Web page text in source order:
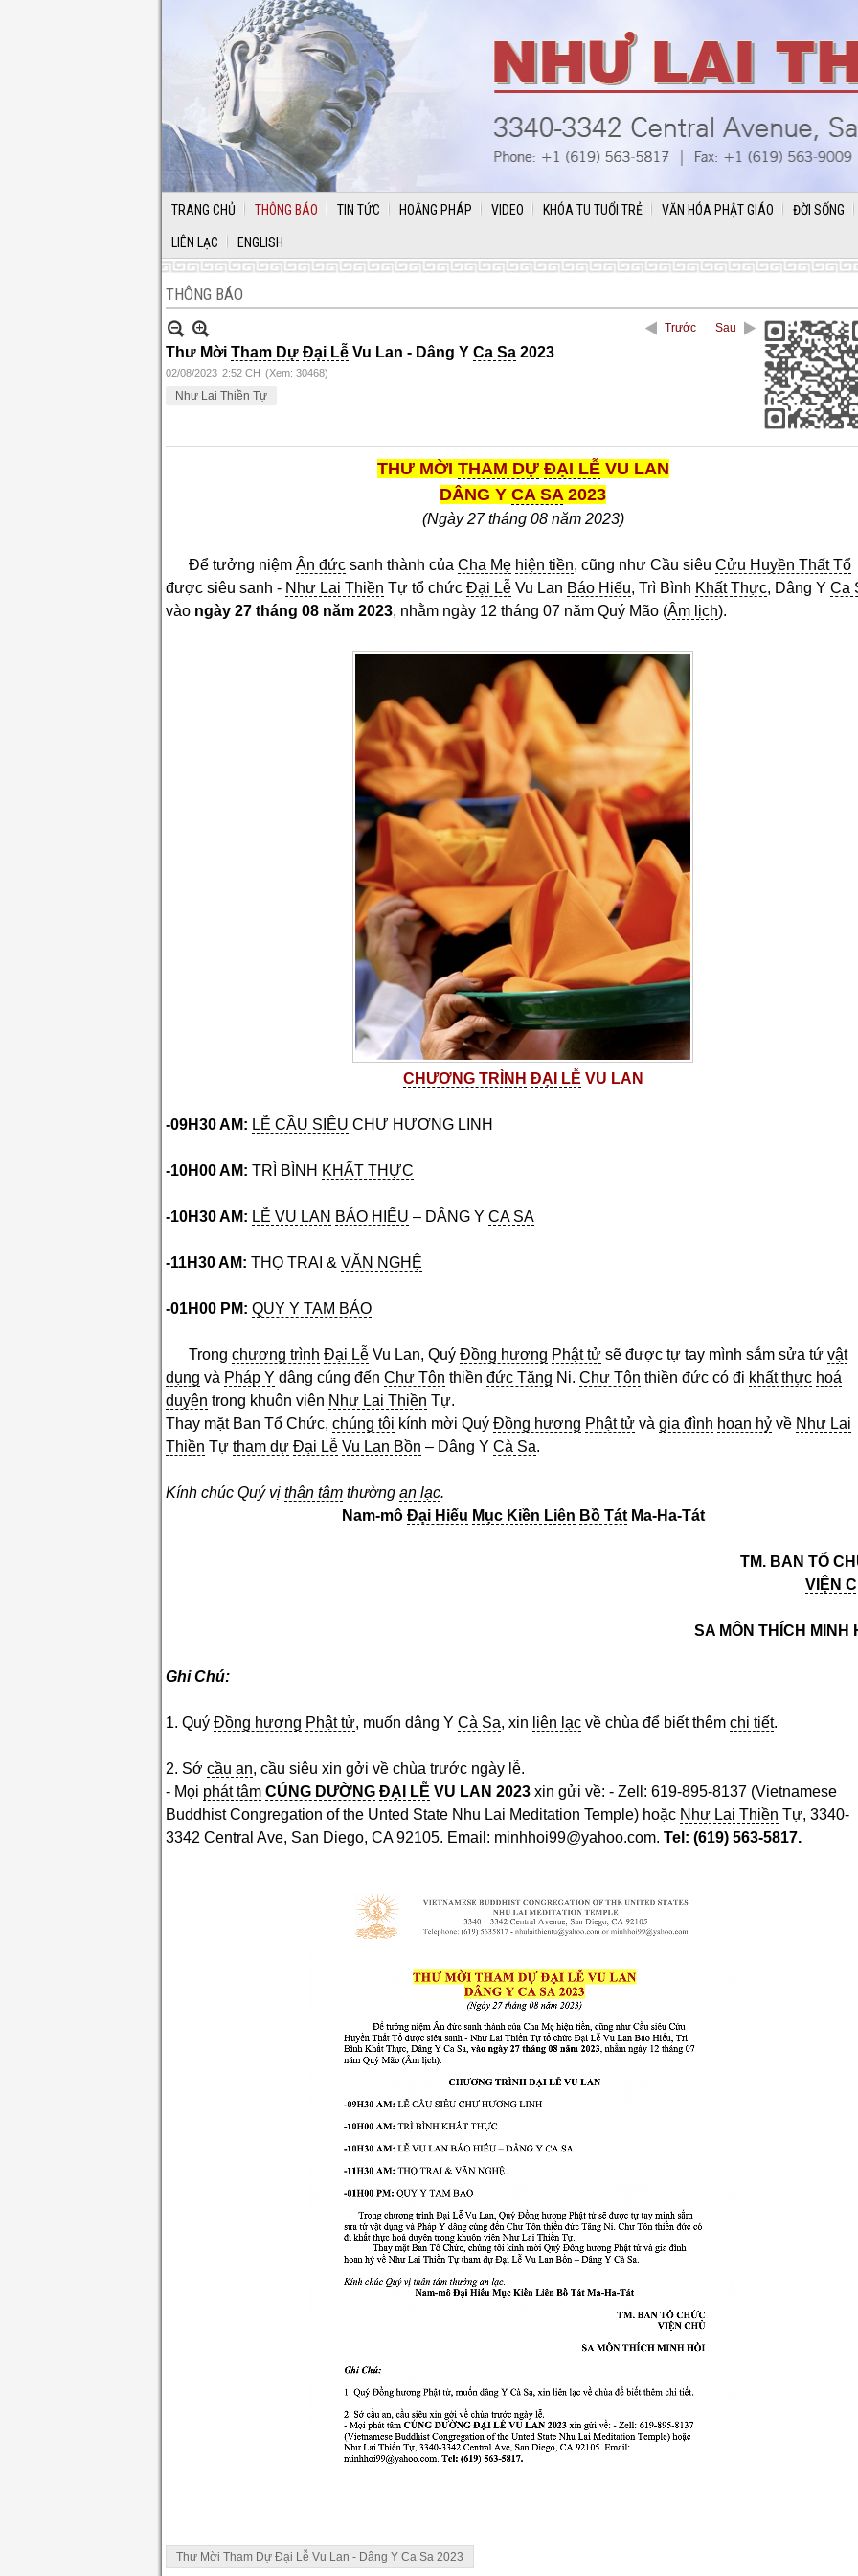
TRANG CHỦ THÔNG BÁO TIN TỨC HOẰNG PHÁP VIDEO KHÓA TU TUỔI TRẺ VĂN HÓA PHẬT GIÁO ĐỜI SỐNG
LIÊN LẠC ENGLISH
THÔNG BÁO
Trước Sau
Thư Mời Tham Dự Đại Lễ Vu Lan - Dâng Y Ca Sa 2023
02/08/2023 2:52 CH (Xem: 30468)
Như Lai Thiền Tự
THƯ MỜI THAM DỰ ĐẠI LỄVU LAN
DÂNG Y CA SA 2023
(Ngày27tháng 08 năm 2023)
Để tưởng niệm Ân đức sanh thành của Cha Mẹ hiện tiền, cũng như Cầu siêu Cửu Huyền Thất Tổ
được siêu sanh - Như Lai Thiền Tự tổ chức Đại Lễ Vu Lan Báo Hiếu, Trì Bình Khất Thực, Dâng Y Ca
vào ngày 27 tháng 08 năm 2023, nhằm ngày 12 tháng 07 năm Quý Mão (Âm lịch).
CHƯƠNG TRÌNH ĐẠI LỄ VU LAN
-09H30 AM: LỄ CẦU SIÊU CHƯ HƯƠNG LINH
-10H00 AM: TRÌ BÌNH KHẤT THỰC
-10H30 AM: LỄ VU LAN BÁO HIẾU – DÂNG Y CA SA
-11H30 AM: THỌ TRAI & VĂN NGHỆ
-01H00 PM: QUY Y TAM BẢO
Trong chương trình Đại Lễ Vu Lan, Quý Đồng hương Phật tử sẽ được tự tay mình sắm sửa tứ vật
dụng và Pháp Y dâng cúng đến Chư Tôn thiền đức Tăng Ni. Chư Tôn thiền đức có đi khất thực hoá
duyên trong khuôn viên Như Lai Thiền Tự.
Thay mặt Ban Tổ Chức, chúng tôi kính mời Quý Đồng hương Phật tử và gia đình hoan hỷ về Như Lai
Thiền Tự tham dự Đại Lễ Vu Lan Bồn – Dâng Y Cà Sa.
Kính chúc Quý vị thân tâm thường an lạc.
Nam-mô Đại Hiếu Mục Kiền Liên Bồ TátMa-Ha-Tát
TM. BAN TỔ
VIỆN
SA MÔN THÍCH MINH
Ghi Chú:
1. Quý Đồng hương Phật tử, muốn dâng Y Cà Sa, xin liên lạc về chùa để biết thêm chi tiết.
2. Sớ cầu an, cầu siêu xin gởi về chùa trước ngày lễ.
- Mọi phát tâm CÚNG DƯỜNG ĐẠI LỄ VU LAN 2023 xin gửi về: - Zell: 619-895-8137 (Vietnamese
Buddhist Congregation of the Unted State Nhu Lai Meditation Temple) hoặc Như Lai Thiền Tự, 3340-
3342 Central Ave, San Diego, CA 92105. Email: minhhoi99@yahoo.com. Tel: (619) 563-5817.
Thư Mời Tham Dự Đại Lễ Vu Lan - Dâng Y Ca Sa 2023